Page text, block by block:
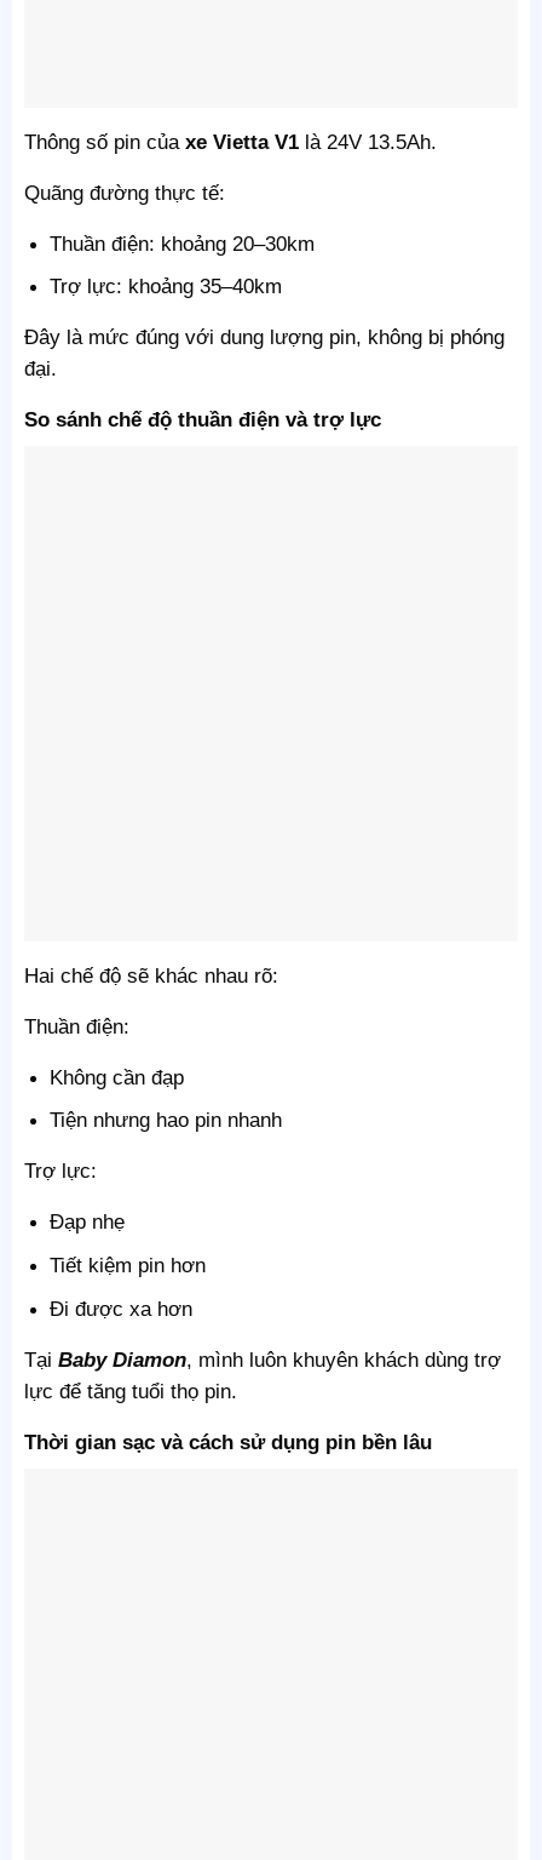
Thông số pin của xe Vietta V1là 24V 13.5Ah.
Quãng đường thực tế:
Thuần điện: khoảng 20–30km
Trợ lực: khoảng 35–40km
Đây là mức đúng với dung lượng pin, không bị phóng
đại.
So sánh chế độ thuần điện và trợ lực
Hai chế độ sẽ khác nhau rõ:
Thuần điện:
Không cần đạp
Tiện nhưng hao pin nhanh
Trợ lực:
Đạp nhẹ
Tiết kiệm pin hơn
Đi được xa hơn
Tại Baby Diamon, mình luôn khuyên khách dùng trợ
lực để tăng tuổi thọ pin.
Thời gian sạc và cách sử dụng pin bền lâu